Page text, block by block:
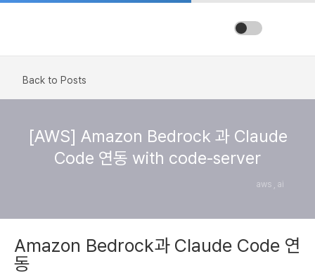
Back to Posts
[AWS] Amazon Bedrock 과 Claude
Code 연동 with code-server
aws , ai
Amazon Bedrock과 Claude Code 연
동